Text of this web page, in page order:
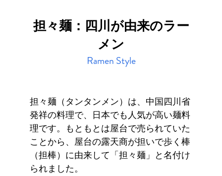
担々麺：四川が由来のラー
メン
Ramen Style
担々麺（タンタンメン）は、中国四川省
発祥の料理で、日本でも人気が高い麺料
理です。もともとは屋台で売られていた
ことから、屋台の露天商が担いで歩く棒
（担棒）に由来して「担々麺」と名付け
られました。